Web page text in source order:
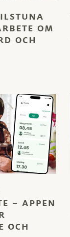
OM
OCH
– APPEN
OCH